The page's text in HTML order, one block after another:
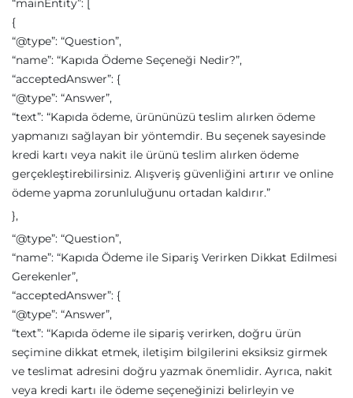
“mainEntity”: [
{
“@type”: “Question”,
“name”: “Kapıda Ödeme Seçeneği Nedir?”,
“acceptedAnswer”: {
“@type”: “Answer”,
“text”: “Kapıda ödeme, ürününüzü teslim alırken ödeme
yapmanızı sağlayan bir yöntemdir. Bu seçenek sayesinde
kredi kartı veya nakit ile ürünü teslim alırken ödeme
gerçekleştirebilirsiniz. Alışveriş güvenliğini artırır ve online
ödeme yapma zorunluluğunu ortadan kaldırır.”
},
“@type”: “Question”,
“name”: “Kapıda Ödeme ile Sipariş Verirken Dikkat Edilmesi
Gerekenler”,
“acceptedAnswer”: {
“@type”: “Answer”,
“text”: “Kapıda ödeme ile sipariş verirken, doğru ürün
seçimine dikkat etmek, iletişim bilgilerini eksiksiz girmek
ve teslimat adresini doğru yazmak önemlidir. Ayrıca, nakit
veya kredi kartı ile ödeme seçeneğinizi belirleyin ve